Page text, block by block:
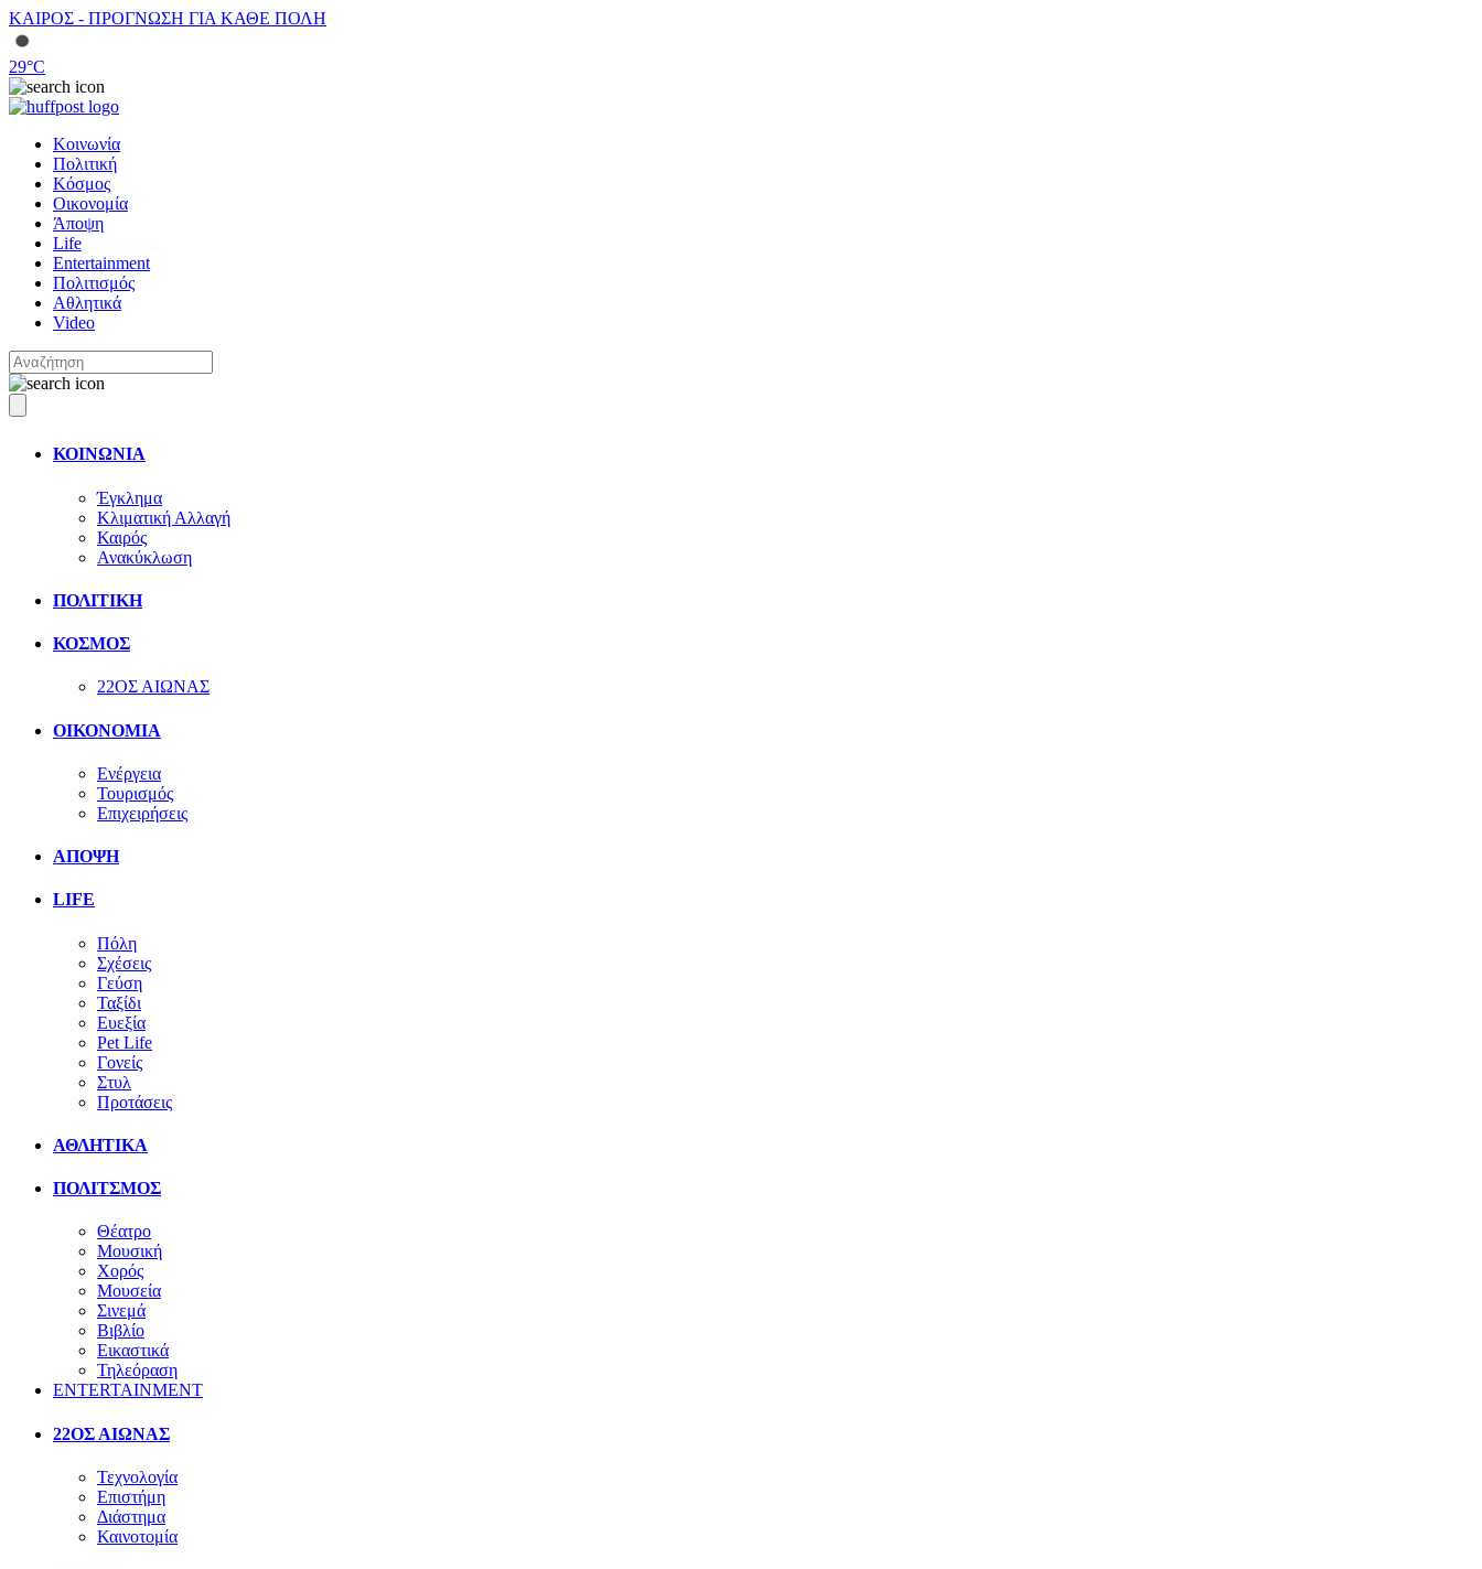
ΚΑΙΡΟΣ - ΠΡΟΓΝΩΣΗ ΓΙΑ ΚΑΘΕ ΠΟΛΗ
29°C
Κοινωνία
Πολιτική
Κόσμος
Οικονομία
Άποψη
Life
Entertainment
Πολιτισμός
Αθλητικά
Video
ΚΟΙΝΩΝΙΑ
Έγκλημα
Κλιματική Αλλαγή
Καιρός
Ανακύκλωση
ΠΟΛΙΤΙΚΗ
ΚΟΣΜΟΣ
22ΟΣ ΑΙΩΝΑΣ
ΟΙΚΟΝΟΜΙΑ
Ενέργεια
Τουρισμός
Επιχειρήσεις
ΑΠΟΨΗ
LIFE
Πόλη
Σχέσεις
Γεύση
Ταξίδι
Ευεξία
Pet Life
Γονείς
Στυλ
Προτάσεις
ΑΘΛΗΤΙΚΑ
ΠΟΛΙΤΣΜΟΣ
Θέατρο
Μουσική
Χορός
Μουσεία
Σινεμά
Βιβλίο
Εικαστικά
Τηλεόραση
ENTERTAINMENT
22ΟΣ ΑΙΩΝΑΣ
Τεχνολογία
Επιστήμη
Διάστημα
Καινοτομία